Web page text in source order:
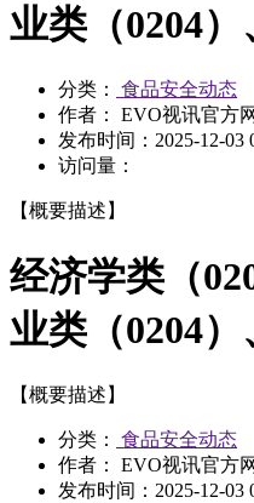
业类（0204
分类：
食品安全动态
作者： EVO视讯官方
发布时间： 2025-12-03
访问量：
【概要描述】
经济学类（
业类（0204
【概要描述】
分类：
食品安全动态
作者： EVO视讯官方
发布时间： 2025-12-03